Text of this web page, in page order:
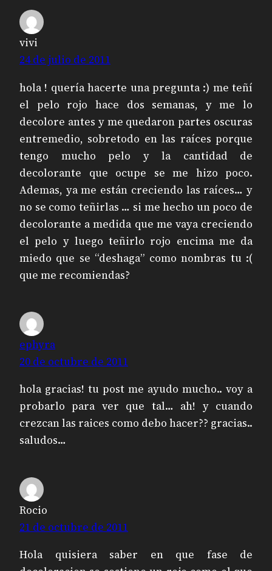
vivi
24 de julio de 2011
hola ! quería hacerte una pregunta :) me teñí
el pelo rojo hace dos semanas, y me lo
decolore antes y me quedaron partes oscuras
entremedio, sobretodo en las raíces porque
tengo mucho pelo y la cantidad de
decolorante que ocupe se me hizo poco.
Ademas, ya me están creciendo las raíces… y
no se como teñirlas … si me hecho un poco de
decolorante a medida que me vaya creciendo
el pelo y luego teñirlo rojo encima me da
miedo que se “deshaga” como nombras tu :(
que me recomiendas?
ephyra
20 de octubre de 2011
hola gracias! tu post me ayudo mucho.. voy a
probarlo para ver que tal… ah! y cuando
crezcan las raices como debo hacer?? gracias..
saludos…
Rocio
21 de octubre de 2011
Hola quisiera saber en que fase de